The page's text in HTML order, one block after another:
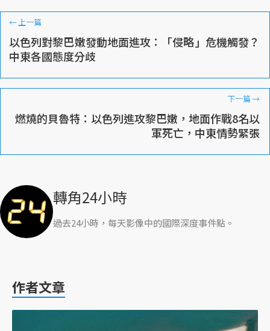
←上一篇
以色列對黎巴嫩發動地面進攻：「侵略」危機觸發？
中東各國態度分歧
下一篇→
燃燒的貝魯特：以色列進攻黎巴嫩，地面作戰8名以
軍死亡，中東情勢緊張
轉角24小時
過去24小時，每天影像中的國際深度事件點。
作者文章